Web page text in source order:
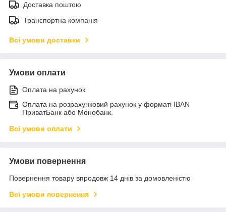
Доставка поштою
Транспортна компанія
Всі умови доставки
Умови оплати
Оплата на рахунок
Оплата на розрахунковий рахунок у форматі IBAN
ПриватБанк або Монобанк.
Всі умови оплати
Умови повернення
Повернення товару впродовж 14 днів за домовленістю
Всі умови повернення